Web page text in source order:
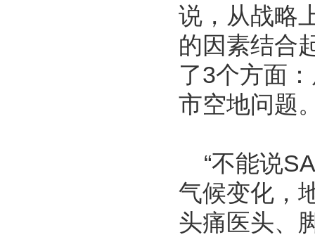
说，从战略
的因素结合
了3个方面
市空地问题
“不能说
气候变化，
头痛医头、